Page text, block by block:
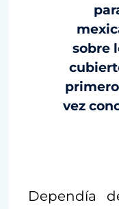
sobre
vez
Dependía